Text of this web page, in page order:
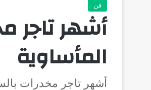
فن
أشهر تاجر
المأساوية
أشهر تاجر مخدرات